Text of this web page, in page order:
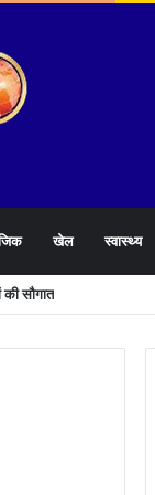
खेल स्वास्थ्य
की सौगात